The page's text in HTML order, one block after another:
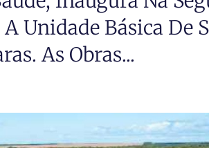
A Unidade Básica De
As Obras...